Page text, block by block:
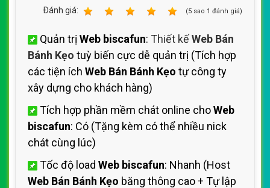
Ðánh giá:
(5 sao 1 đánh giá)
Quản trị Web biscafun: Thiết kếWeb Bán
Bánh Kẹo tuỳ biến cực dễ quản trị (Tích hợp
các tiện ích Web Bán Bánh Kẹo tự công ty
xây dựng cho khách hàng)
Tích hợp phần mềm chát online choWeb
biscafun: Có (Tặng kèm có thể nhiều nick
chát cùng lúc)
Tốc độ load Web biscafun: Nhanh (Host
Web Bán Bánh Kẹo băng thông cao + Tự lập